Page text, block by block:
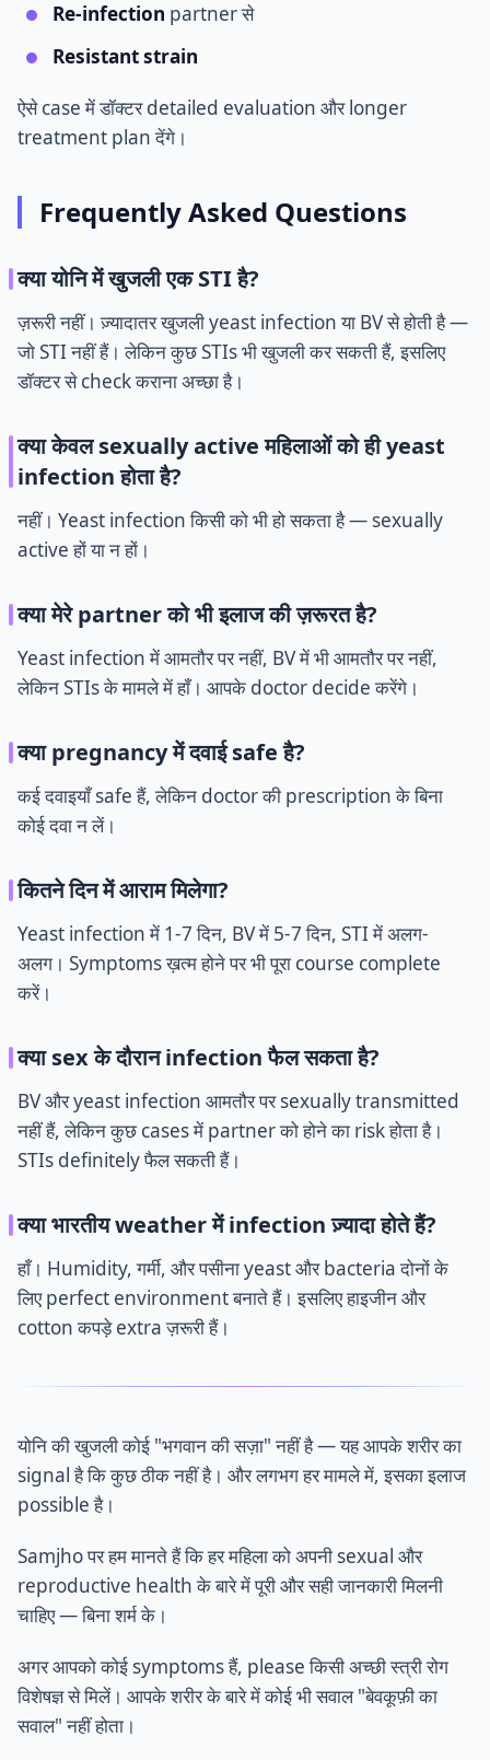
Re-infection partner से
Resistant strain
ऐसे case में डॉक्टर detailed evaluation और longer
treatment plan देंगे।
Frequently Asked Questions
क्या योनि में खुजली एक STI है?
ज़रूरी नहीं। ज़्यादातर खुजली yeast infection या BV से होती है —
जो STI नहीं हैं। लेकिन कुछ STIs भी खुजली कर सकती हैं, इसलिए
डॉक्टर से check कराना अच्छा है।
क्या केवल sexually active महिलाओं को ही yeast
infection होता है?
नहीं। Yeast infection किसी को भी हो सकता है — sexually
active हों या न हों।
क्या मेरे partner को भी इलाज की ज़रूरत है?
Yeast infection में आमतौर पर नहीं, BV में भी आमतौर पर नहीं,
लेकिन STIs के मामले में हाँ। आपके doctor decide करेंगे।
क्या pregnancy में दवाई safe है?
कई दवाइयाँ safe हैं, लेकिन doctor की prescription के बिना
कोई दवा न लें।
कितने दिन में आराम मिलेगा?
Yeast infection में 1-7 दिन, BV में 5-7 दिन, STI में अलग-
अलग। Symptoms ख़त्म होने पर भी पूरा course complete
करें।
क्या sex के दौरान infection फैल सकता है?
BV और yeast infection आमतौर पर sexually transmitted
नहीं हैं, लेकिन कुछ cases में partner को होने का risk होता है।
STIs definitely फैल सकती हैं।
क्या भारतीय weather में infection ज़्यादा होते हैं?
हाँ। Humidity, गर्मी, और पसीना yeast और bacteria दोनों के
लिए perfect environment बनाते हैं। इसलिए हाइजीन और
cotton कपड़े extra ज़रूरी हैं।
योनि की खुजली कोई "भगवान की सज़ा" नहीं है — यह आपके शरीर का
signal है कि कुछ ठीक नहीं है। और लगभग हर मामले में, इसका इलाज
possible है।
Samjho पर हम मानते हैं कि हर महिला को अपनी sexual और
reproductive health के बारे में पूरी और सही जानकारी मिलनी
चाहिए — बिना शर्म के।
अगर आपको कोई symptoms हैं, please किसी अच्छी स्त्री रोग
विशेषज्ञ से मिलें। आपके शरीर के बारे में कोई भी सवाल "बेवकूफ़ी का
सवाल" नहीं होता।